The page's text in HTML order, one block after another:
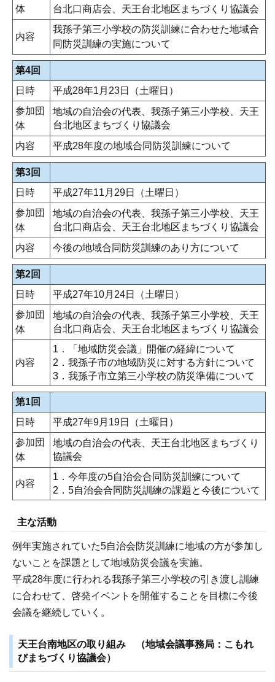
体
台北口商店会、天王台北地区まちづくり協議会
内容
我孫子第三小学校の防災訓練に合わせた地域合
同防災訓練の実施について
第4回
日時
平成28年1月23日（土曜日）
参加団
体
地域の自治会の代表、我孫子第三小学校、天王
台北地区まちづくり協議会
内容
平成28年度の地域合同防災訓練について
第3回
日時
平成27年11月29日（土曜日）
参加団
体
地域の自治会の代表、我孫子第三小学校、天王
台北口商店会、天王台北地区まちづくり協議会
内容
今後の地域合同防災訓練のあり方について
第2回
日時
平成27年10月24日（土曜日）
参加団
体
地域の自治会の代表、我孫子第三小学校、天王
台北口商店会、天王台北地区まちづくり協議会
内容
1．「地域防災会議」開催の経緯について
2．我孫子市の地域防災に対する方針について
3．我孫子市立第三小学校の防災準備について
第1回
日時
平成27年9月19日（土曜日）
参加団
体
地域の自治会の代表、天王台北地区まちづくり
協議会
内容
1．今年度の5自治会合同防災訓練について
2．5自治会合同防災訓練の課題と今後について
主な活動
例年実施されていた5自治会防災訓練に地域の方が参加し
ないことを課題として地域防災会議を実施。
平成28年度に行われる我孫子第三小学校の引き渡し訓練
に合わせて、啓発イベントを開催することを目標に今後
会議を継続していく。
天王台南地区の取り組み （地域会議事務局：こもれ
びまちづくり協議会）